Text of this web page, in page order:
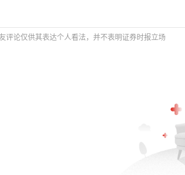
评论仅供其表达个人看法，并不表明证券时报立场